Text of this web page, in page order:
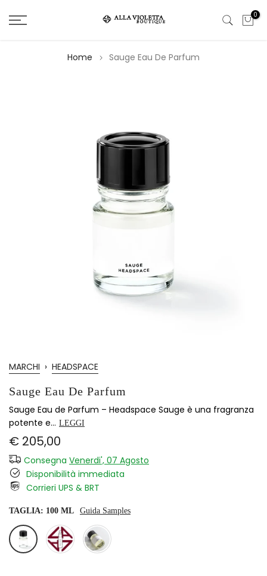
il
0
Home Sauge Eau De Parfum
MARCHI › HEADSPACE
Sauge Eau De Parfum
Sauge Eau de Parfum – Headspace Sauge è una fragranza
potente e... LEGGI
€ 205,00
Consegna Venerdi', 07 Agosto
Disponibilità immediata
Corrieri UPS & BRT
TAGLIA: 100 ML Guida Samples